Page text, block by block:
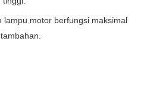
lampu motor berfungsi maksimal